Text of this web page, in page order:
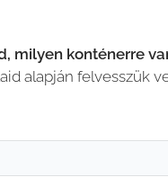
milyen konténerre
alapján felvesszük